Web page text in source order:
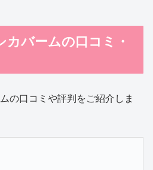
バームの口コミ・
の口コミや評判をご紹介しま